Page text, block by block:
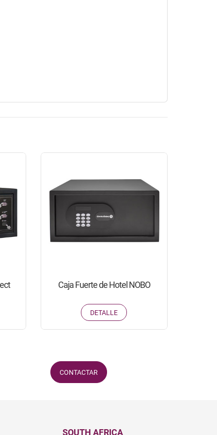
Caja Fuerte de Hotel NOBO
DETALLE
CONTACTAR
SOUTH AFRICA